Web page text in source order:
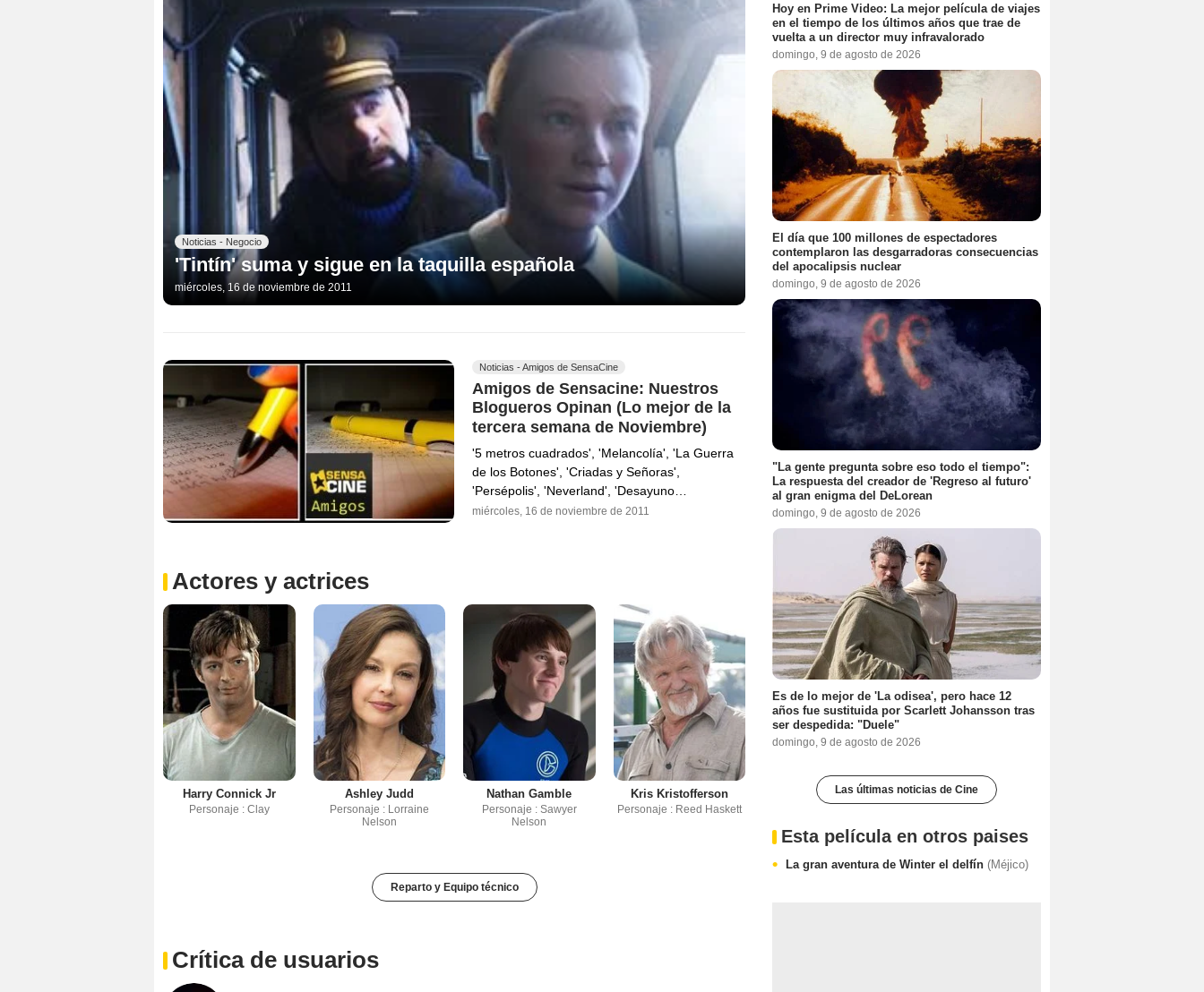
Noticias - Negocio
'Tintín' suma y sigue en la taquilla española
miércoles, 16 de noviembre de 2011
Noticias - Amigos de SensaCine
Amigos de Sensacine: Nuestros
Blogueros Opinan (Lo mejor de la
tercera semana de Noviembre)
'5 metros cuadrados', 'Melancolía', 'La Guerra
de los Botones', 'Criadas y Señoras',
'Persépolis', 'Neverland', 'Desayuno…
miércoles, 16 de noviembre de 2011
Actores y actrices
Harry Connick Jr
Personaje : Clay
Ashley Judd
Personaje : Lorraine
Nelson
Nathan Gamble
Personaje : Sawyer
Nelson
Kris Kristofferson
Personaje : Reed Haskett
Reparto y Equipo técnico
Crítica de usuarios
Hoy en Prime Video: La mejor película de viajes
en el tiempo de los últimos años que trae de
vuelta a un director muy infravalorado
domingo, 9 de agosto de 2026
El día que 100 millones de espectadores
contemplaron las desgarradoras consecuencias
del apocalipsis nuclear
domingo, 9 de agosto de 2026
"La gente pregunta sobre eso todo el tiempo":
La respuesta del creador de 'Regreso al futuro'
al gran enigma del DeLorean
domingo, 9 de agosto de 2026
Es de lo mejor de 'La odisea', pero hace 12
años fue sustituida por Scarlett Johansson tras
ser despedida: "Duele"
domingo, 9 de agosto de 2026
Las últimas noticias de Cine
Esta película en otros paises
La gran aventura de Winter el delfín (Méjico)